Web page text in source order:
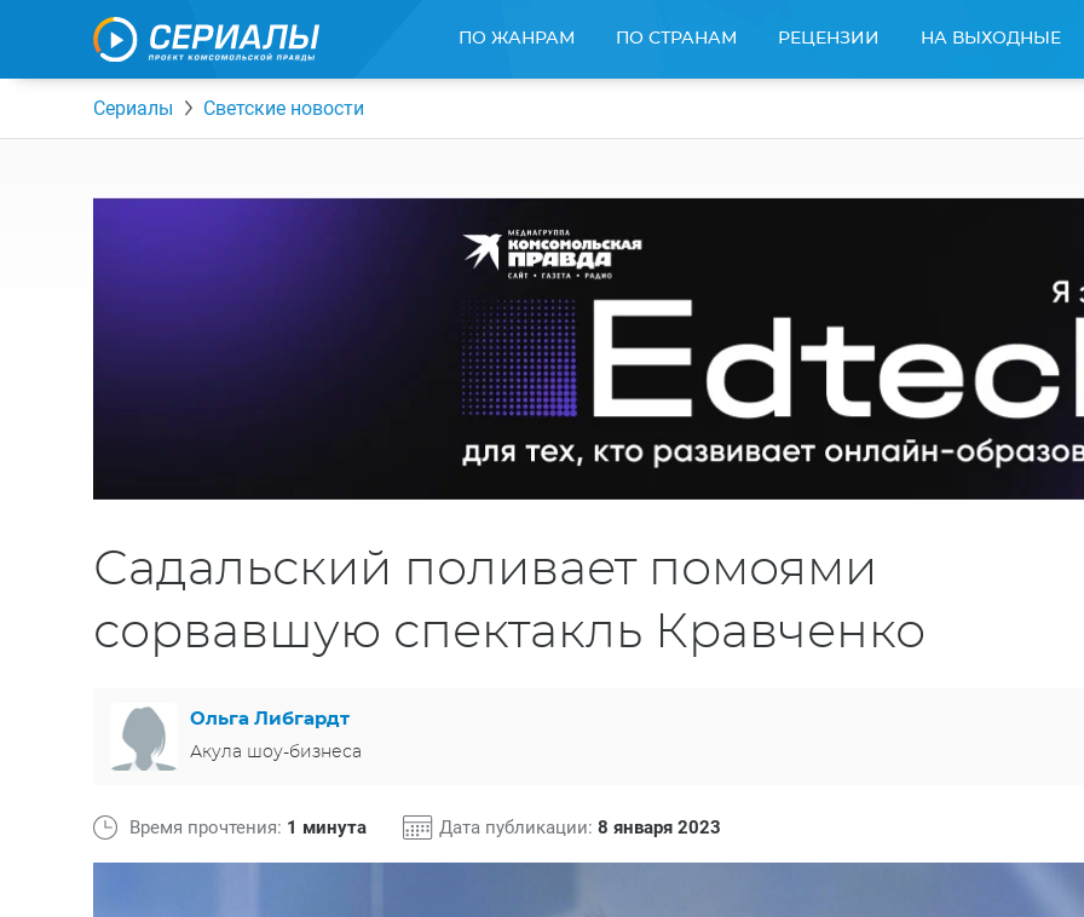
ПО ЖАНРАМ ПО СТРАНАМ РЕЦЕНЗИИ НА ВЫХОДНЫЕ
Сериалы Светские новости
Садальский поливает помоями
сорвавшую спектакль Кравченко
Ольга Либгардт
Акула шоу-бизнеса
Время прочтения: 1 минута Дата публикации: 8 января 2023